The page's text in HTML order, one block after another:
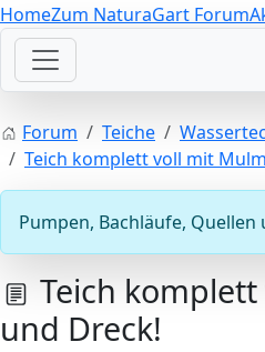
HomeZum NaturaGart Forum
Forum Teiche
Teich komplett voll mit
Pumpen, Bachläufe, Quellen
Teich
und Dreck!